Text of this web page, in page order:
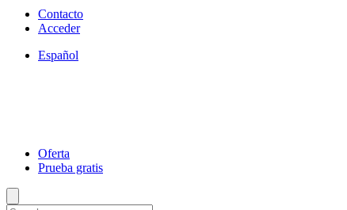
Contacto
Acceder
Español
Oferta
Prueba gratis